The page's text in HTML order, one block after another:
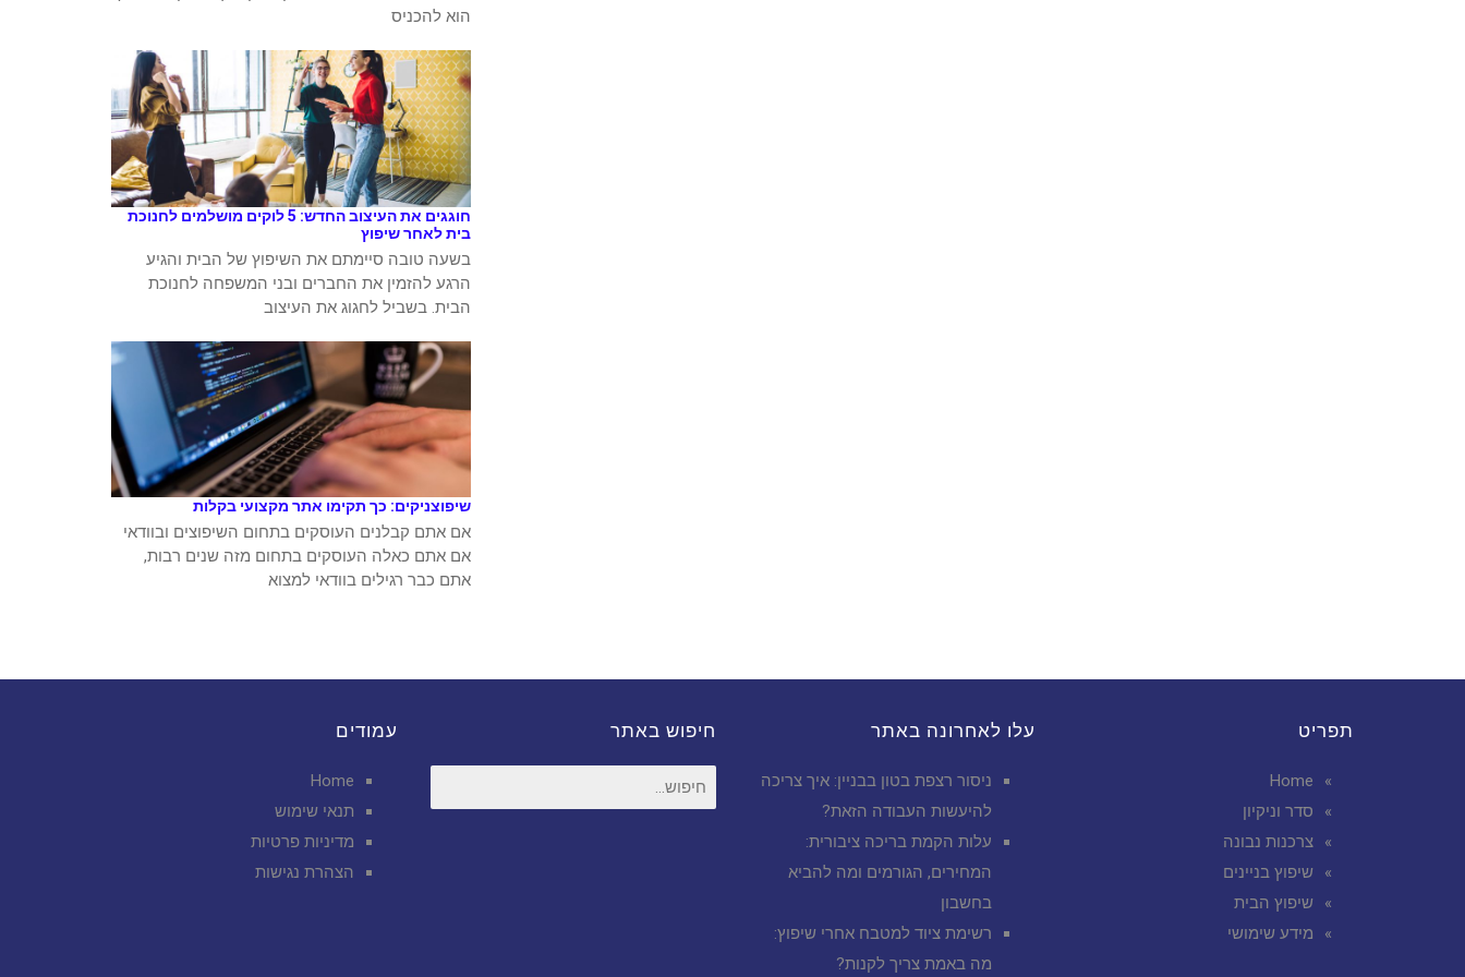
הוא להכניס
חוגגים את העיצוב החדש: 5 לוקים מושלמים לחנוכת
בית לאחר שיפוץ
בשעה טובה סיימתם את השיפוץ של הבית והגיע
הרגע להזמין את החברים ובני המשפחה לחנוכת
הבית. בשביל לחגוג את העיצוב
שיפוצניקים: כך תקימו אתר מקצועי בקלות
אם אתם קבלנים העוסקים בתחום השיפוצים ובוודאי
אם אתם כאלה העוסקים בתחום מזה שנים רבות,
אתם כבר רגילים בוודאי למצוא
תפריט
Home
סדר וניקיון
צרכנות נבונה
שיפוץ בניינים
שיפוץ הבית
מידע שימושי
עלו לאחרונה באתר
ניסור רצפת בטון בבניין: איך צריכה
להיעשות העבודה הזאת?
עלות הקמת בריכה ציבורית:
המחירים, הגורמים ומה להביא
בחשבון
רשימת ציוד למטבח אחרי שיפוץ:
מה באמת צריך לקנות?
חיפוש באתר
חיפוש
עבור:
עמודים
Home
תנאי שימוש
מדיניות פרטיות
הצהרת נגישות